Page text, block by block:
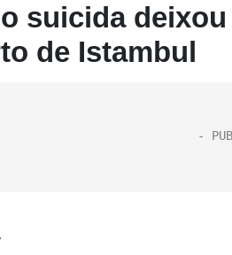
suicida
de Istambul